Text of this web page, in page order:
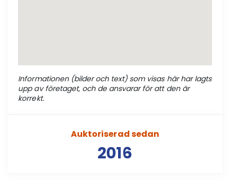
Informationen (bilder och text) som visas här har lagts
upp av företaget, och de ansvarar för att den är
korrekt.
Auktoriserad sedan
2016